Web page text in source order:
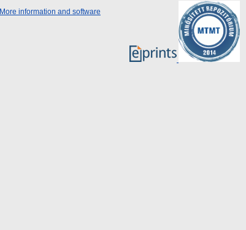
More information and software